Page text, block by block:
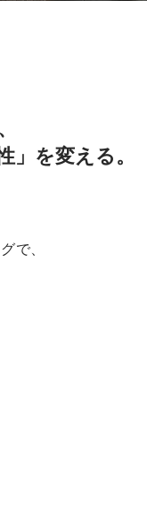
」 を変える。
で、